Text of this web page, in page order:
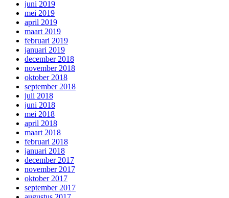
juni 2019
mei 2019
april 2019
maart 2019
februari 2019
januari 2019
december 2018
november 2018
oktober 2018
september 2018
juli 2018
juni 2018
mei 2018
april 2018
maart 2018
februari 2018
januari 2018
december 2017
november 2017
oktober 2017
september 2017